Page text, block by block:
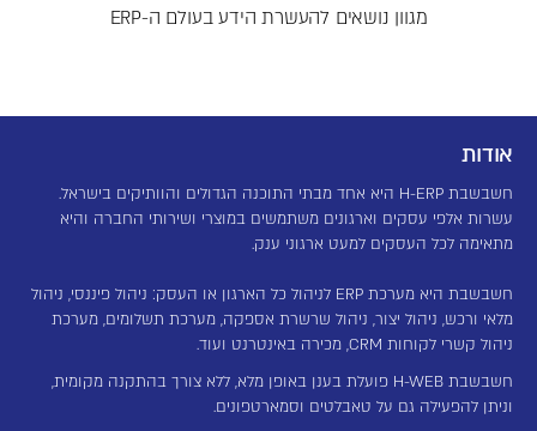
מגוון נושאים להעשרת הידע בעולם ה-ERP
אודות
חשבשבת H-ERP היא אחד מבתי התוכנה הגדולים והוותיקים בישראל.
עשרות אלפי עסקים וארגונים משתמשים במוצרי ושירותי החברה והיא
מתאימה לכל העסקים למעט ארגוני ענק.
חשבשבת היא מערכת ERP לניהול כל הארגון או העסק: ניהול פיננסי, ניהול
מלאי ורכש, ניהול יצור, ניהול שרשרת אספקה, מערכת תשלומים, מערכת
ניהול קשרי לקוחות CRM, מכירה באינטרנט ועוד.
חשבשבת H-WEB פועלת בענן באופן מלא, ללא צורך בהתקנה מקומית,
וניתן להפעילה גם על טאבלטים וסמארטפונים.